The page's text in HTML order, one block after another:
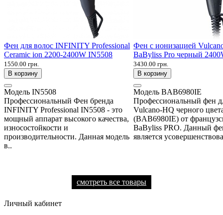
Фен для волос INFINITY Professional
Ceramic ion 2200-2400W IN5508
1550.00 грн.
В корзину
Модель IN5508
Профессиональный Фен бренда
INFINITY Professional IN5508 - это
мощный аппарат высокого качества,
износостойкости и
производительности. Данная модель
в..
Фен с ионизацией
BaByliss Pro черный
3430.00 грн.
В корзину
Модель BAB6980IE
Профессиональный фен
Vulcano-HQ черного
(BAB6980IE) от
BaByliss PRO. Данный
является
смотреть все товары
Личный кабинет